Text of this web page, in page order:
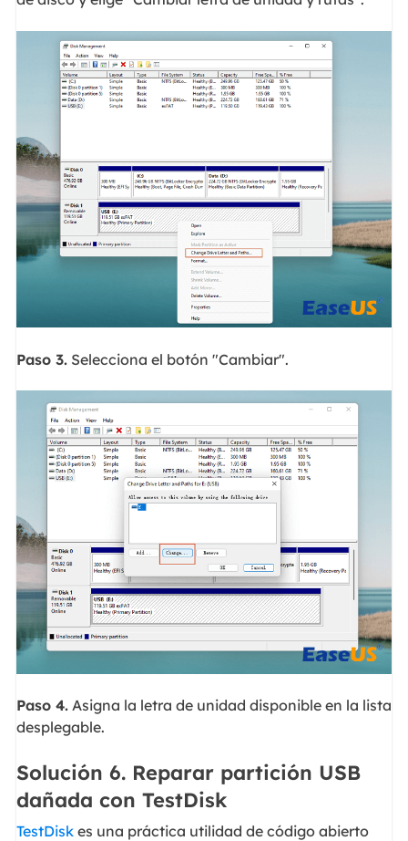
Paso 3.Selecciona el botón "Cambiar".
Paso 4.Asigna la letra de unidad disponible en la lista
desplegable.
Solución 6. Reparar partición USB
dañada con TestDisk
TestDiskes una práctica utilidad de código abierto